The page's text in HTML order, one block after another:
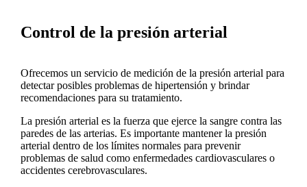
Control de la presión arterial
Ofrecemos un servicio de medición de la presión arterial para
detectar posibles problemas de hipertensión y brindar
recomendaciones para su tratamiento.
La presión arterial es la fuerza que ejerce la sangre contra las
paredes de las arterias. Es importante mantener la presión
arterial dentro de los límites normales para prevenir
problemas de salud como enfermedades cardiovasculares o
accidentes cerebrovasculares.